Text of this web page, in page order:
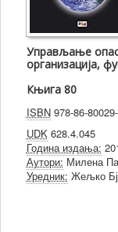
Управљање
организација,
Књига 80
ISBN978-86-
UDK628.4.045
Година издања:
Аутори: Милена
Уредник: Жељко